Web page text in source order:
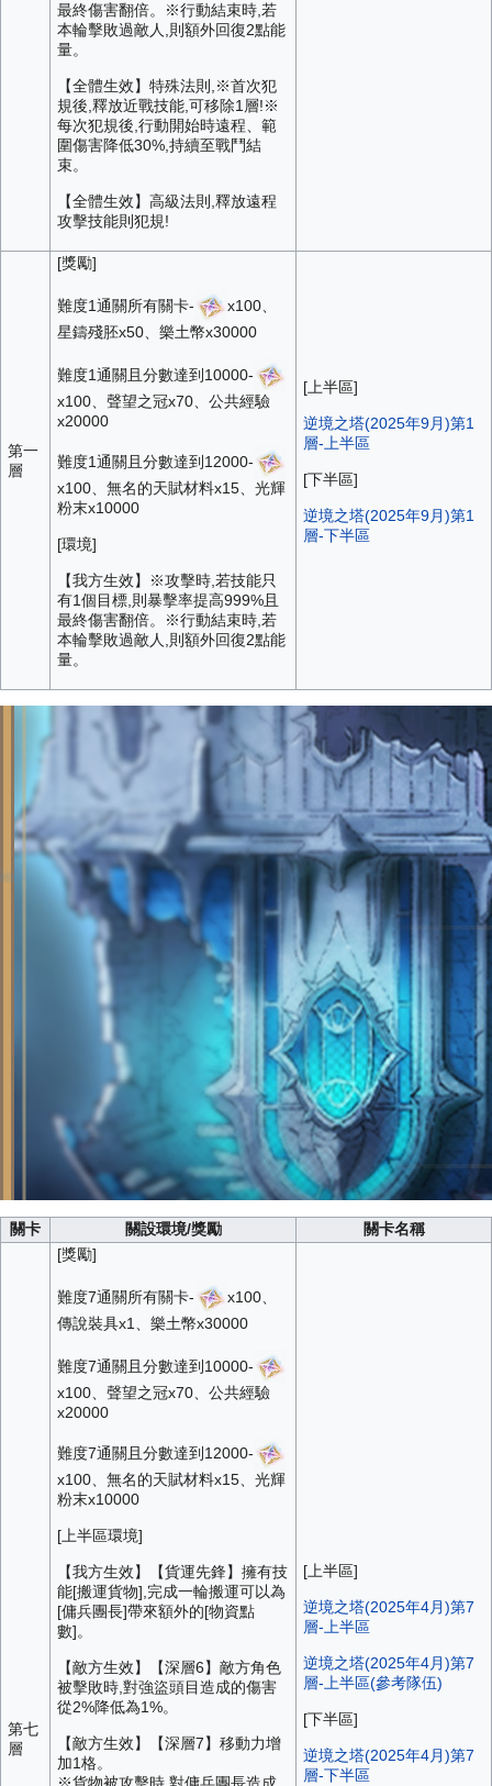
最終傷害翻倍。※行動結束時,若
本輪擊敗過敵人,則額外回復2點能
量。
【全體生效】特殊法則,※首次犯
規後,釋放近戰技能,可移除1層!※
每次犯規後,行動開始時遠程、範
圍傷害降低30%,持續至戰鬥結
束。
【全體生效】高級法則,釋放遠程
攻擊技能則犯規!
第一
層
[獎勵]
難度1通關所有關卡-
x100、
星鑄殘胚x50、樂土幣x30000
難度1通關且分數達到10000-
x100、聲望之冠x70、公共經驗
x20000
難度1通關且分數達到12000-
x100、無名的天賦材料x15、光輝
粉末x10000
[環境]
【我方生效】※攻擊時,若技能只
有1個目標,則暴擊率提高999%且
最終傷害翻倍。※行動結束時,若
本輪擊敗過敵人,則額外回復2點能
量。
[上半區]
逆境之塔(2025年9月)第1
層-上半區
[下半區]
逆境之塔(2025年9月)第1
層-下半區
關卡 關設環境/獎勵 關卡名稱
第七
層
[獎勵]
難度7通關所有關卡-
x100、
傳說裝具x1、樂土幣x30000
難度7通關且分數達到10000-
x100、聲望之冠x70、公共經驗
x20000
難度7通關且分數達到12000-
x100、無名的天賦材料x15、光輝
粉末x10000
[上半區環境]
【我方生效】【貨運先鋒】擁有技
能[搬運貨物],完成一輪搬運可以為
[傭兵團長]帶來額外的[物資點
數]。
【敵方生效】【深層6】敵方角色
被擊敗時,對強盜頭目造成的傷害
從2%降低為1%。
【敵方生效】【深層7】移動力增
加1格。
[上半區]
逆境之塔(2025年4月)第7
層-上半區
逆境之塔(2025年4月)第7
層-上半區(參考隊伍)
[下半區]
逆境之塔(2025年4月)第7
層-下半區